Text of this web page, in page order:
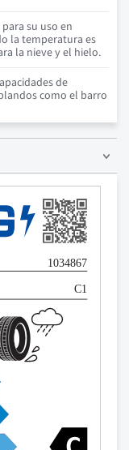
su uso en
la temperatura es
la nieve y el hielo.
de
como el barro